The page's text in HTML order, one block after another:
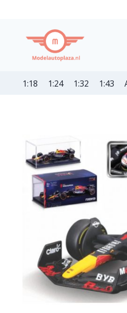
1:18 1:24 1:32 1:43